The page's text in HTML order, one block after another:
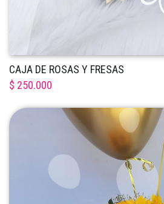
CAJA DE ROSAS Y FRESAS
$ 250.000